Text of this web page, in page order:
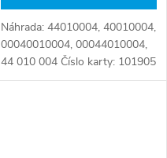
Náhrada: 44010004, 40010004,
00040010004, 00044010004,
44 010 004 Číslo karty: 101905